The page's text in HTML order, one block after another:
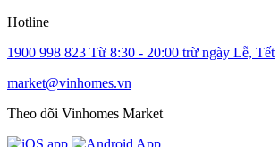
Hotline
1900 998 823 Từ 8:30 - 20:00 trừ ngày Lễ, Tết
market@vinhomes.vn
Theo dõi Vinhomes Market